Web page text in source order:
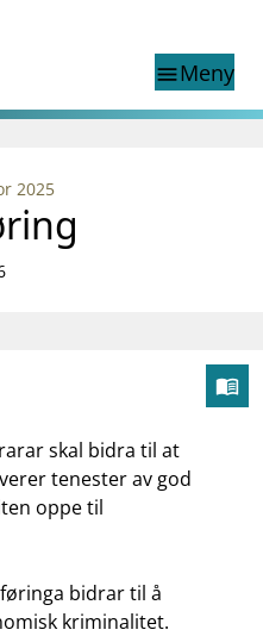
menuMeny
English
English home page
2025
menu_book
skal bidra til at
tenester av god
oppe til
bidrar til å
kriminalitet.